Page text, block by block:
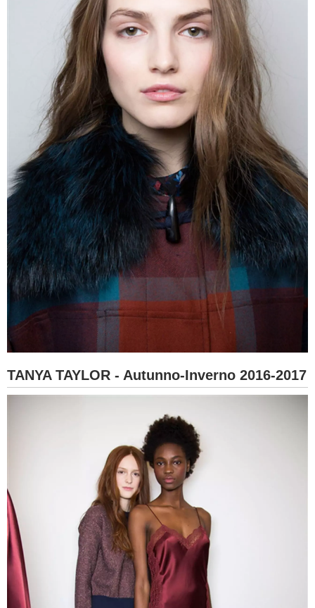
TANYA TAYLOR - Autunno-Inverno 2016-2017